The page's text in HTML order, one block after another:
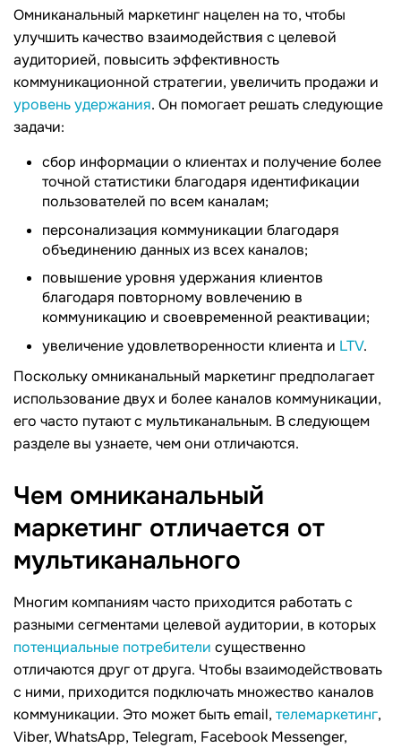
Омниканальный маркетинг нацелен на то, чтобы
улучшить качество взаимодействия с целевой
аудиторией, повысить эффективность
коммуникационной стратегии, увеличить продажи и
уровень удержания. Он помогает решать следующие
задачи:
сбор информации о клиентах и получение более
точной статистики благодаря идентификации
пользователей по всем каналам;
персонализация коммуникации благодаря
объединению данных из всех каналов;
повышение уровня удержания клиентов
благодаря повторному вовлечению в
коммуникацию и своевременной реактивации;
увеличение удовлетворенности клиента и LTV.
Поскольку омниканальный маркетинг предполагает
использование двух и более каналов коммуникации,
его часто путают с мультиканальным. В следующем
разделе вы узнаете, чем они отличаются.
Чем омниканальный
маркетинг отличается от
мультиканального
Многим компаниям часто приходится работать с
разными сегментами целевой аудитории, в которых
потенциальные потребители существенно
отличаются друг от друга. Чтобы взаимодействовать
с ними, приходится подключать множество каналов
коммуникации. Это может быть email, телемаркетинг,
Viber, WhatsApp, Telegram, Facebook Messenger,